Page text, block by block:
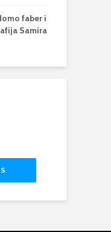
faber i
Samira